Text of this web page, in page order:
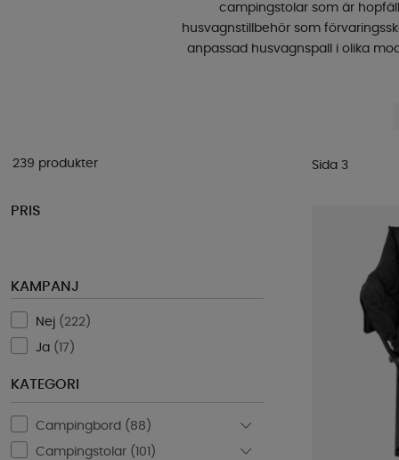
campingstolar som är
husvagnstillbehör som
anpassad husvagnspall i olika
239 produkter
PRIS
KAMPANJ
Nej ( 222)
Ja ( 17 )
KATEGORI
Campingbord ( 88 )
Campingstolar ( 101 )
Sida 3